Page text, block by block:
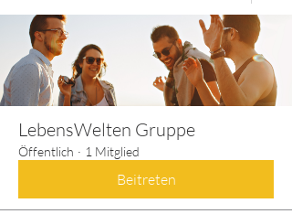
LebensWelten Gruppe
Öffentlich · 1 Mitglied
Beitreten